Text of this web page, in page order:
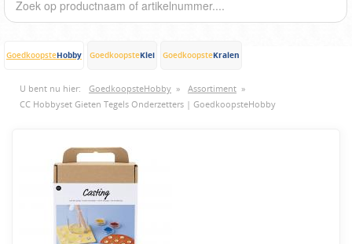
GoedkoopsteHobby GoedkoopsteKlei GoedkoopsteKralen
U bent nu hier: GoedkoopsteHobby » Assortiment »
CC Hobbyset Gieten Tegels Onderzetters | GoedkoopsteHobby